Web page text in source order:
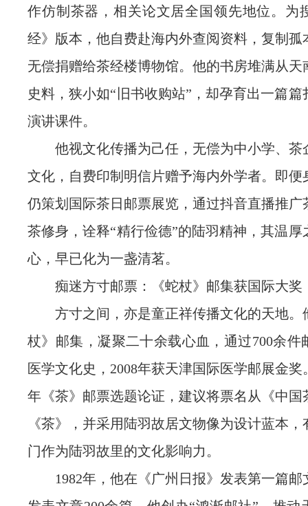
作仿制茶器，相关论文居全国领先地位。为
经》版本，他自费赴海内外查阅资料，复制孤
无偿捐赠给茶经楼博物馆。他的书房堆满从天
史料，狭小如“旧书收购站”，却孕育出一篇篇
演讲课件。
他视文化传播为己任，无偿为中小学、茶
文化，自费印制明信片赠予海内外学者。即便
仍策划国际茶日邮票展览，通过抖音直播推广
茶修身，诠释“精行俭德”的陆羽精神，其温厚
心，早已化为一盏清茗。
痴迷方寸邮票：《蛇杖》邮集获国际大奖
方寸之间，亦是童正祥传播文化的天地。
杖》邮集，凝聚二十余载心血，通过700余件
医学文化史，2008年获天津国际医学邮展金奖
年《茶》邮票选题论证，建议将票名从《中国
《茶》，并采用陆羽故居文物像为设计蓝本
门作为陆羽故里的文化影响力。
1982年，他在《广州日报》发表第一篇邮